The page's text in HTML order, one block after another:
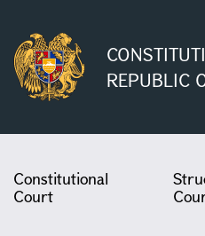
REPUBLIC
Constitutional
Court